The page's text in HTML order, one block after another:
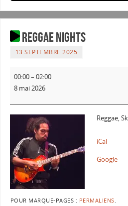
Reggae Nights
13 SEPTEMBRE 2025
00:00– 02:00
8 mai 2026
Reggae,
iCal
Google
POUR MARQUE-PAGES : PERMALIENS.